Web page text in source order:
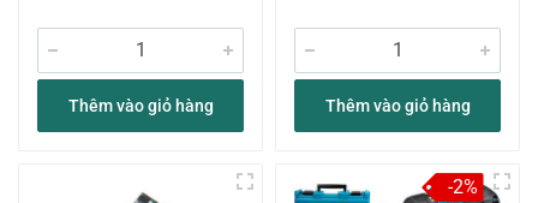
Thêm vào giỏ hàng Thêm vào giỏ hàng
-2%